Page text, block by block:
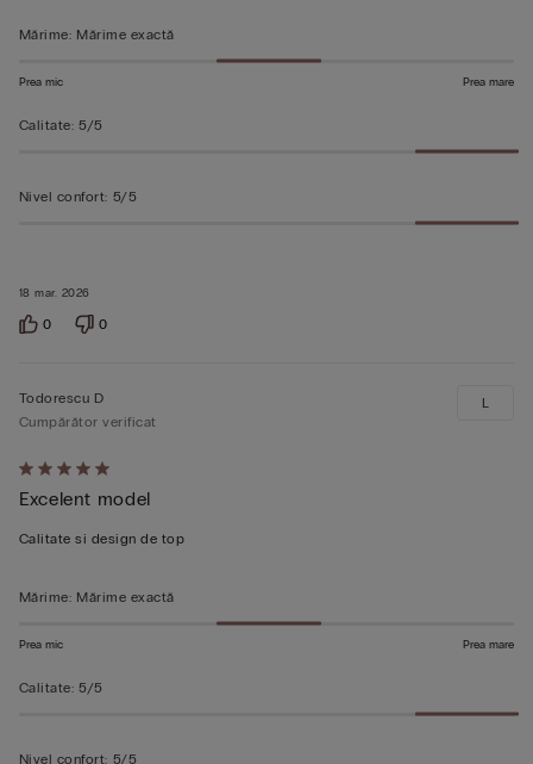
18 mar. 2026
Mărime: Mărime exactă
Prea mic Prea mare
Calitate: 5/5
Nivel confort: 5/5
0 0
Evaluat
5
din
Todorescu D
Cumpărător verificat
Excelent model
Calitate si design de top
L
Mărime: Mărime exactă
Prea mic Prea mare
Calitate: 5/5
Nivel confort: 5/5